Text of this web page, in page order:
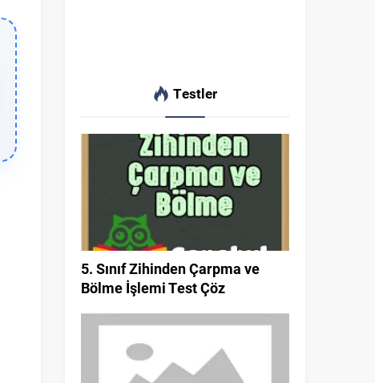
Testler
5. Sınıf Zihinden Çarpma ve
Bölme İşlemi Test Çöz